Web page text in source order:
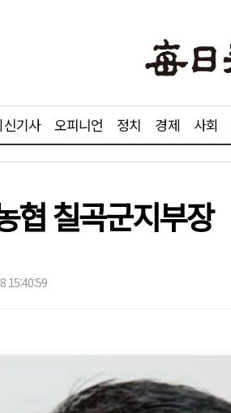
신기사 오피니언 정치 경제 사회
협 칠곡군지부장
15:40:59